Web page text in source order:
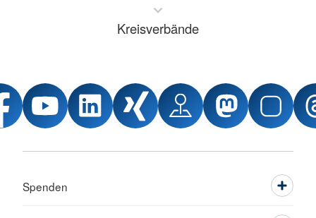
Kreisverbände
Spenden